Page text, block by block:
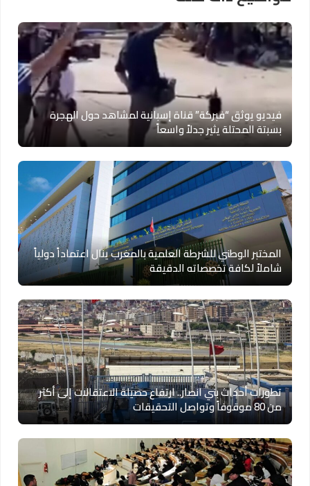
فيديو يوثق “فبركة” قناة إسبانية لمشاهد حول الهجرة
بسبتة المحتلة يثير جدلاً واسعاً
المختبر الوطني للشرطة العلمية بالمغرب ينال اعتماداً دولياً
شاملاً لكافة تخصصاته الدقيقة
تطورات أحداث بني انصار.. ارتفاع حصيلة الاعتقالات إلى أكثر
من 80 موقوفاً وتواصل التحقيقات